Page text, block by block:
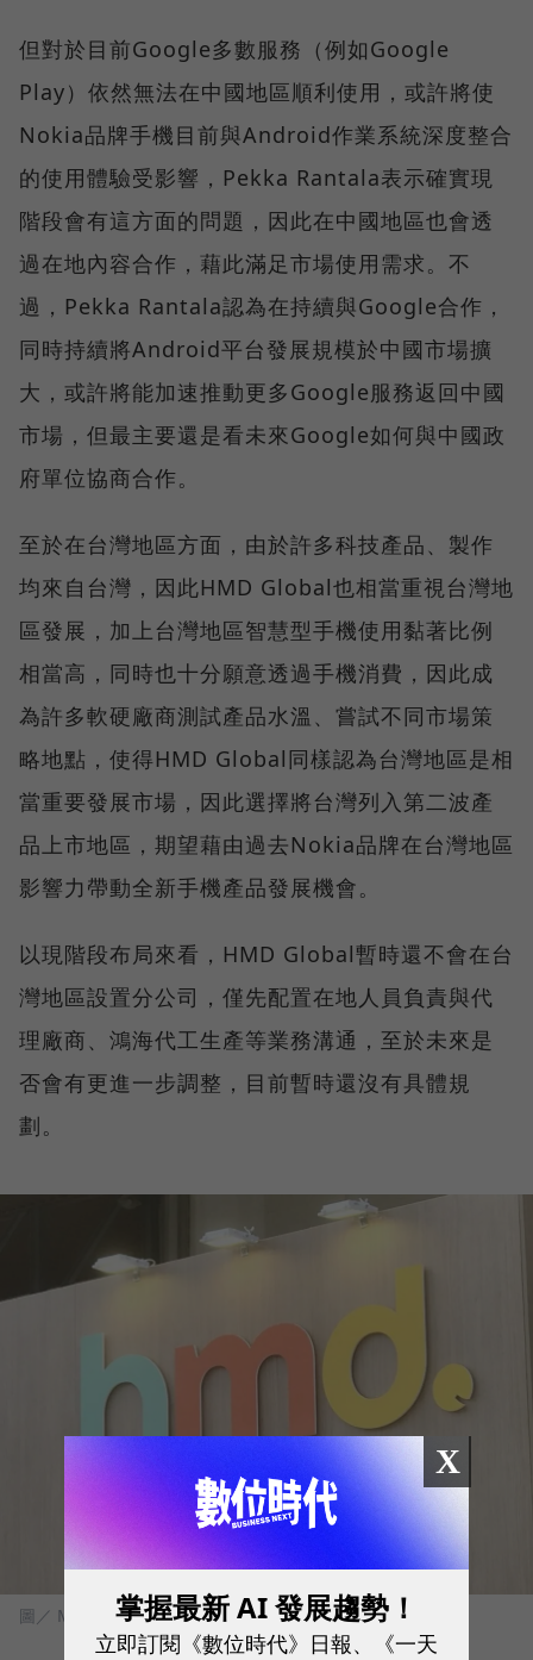
但對於目前Google多數服務（例如Google
Play）依然無法在中國地區順利使用，或許將使
Nokia品牌手機目前與Android作業系統深度整合
的使用體驗受影響，Pekka Rantala表示確實現
階段會有這方面的問題，因此在中國地區也會透
過在地內容合作，藉此滿足市場使用需求。不
過，Pekka Rantala認為在持續與Google合作，
同時持續將Android平台發展規模於中國市場擴
大，或許將能加速推動更多Google服務返回中國
市場，但最主要還是看未來Google如何與中國政
府單位協商合作。
至於在台灣地區方面，由於許多科技產品、製作
均來自台灣，因此HMD Global也相當重視台灣地
區發展，加上台灣地區智慧型手機使用黏著比例
相當高，同時也十分願意透過手機消費，因此成
為許多軟硬廠商測試產品水溫、嘗試不同市場策
略地點，使得HMD Global同樣認為台灣地區是相
當重要發展市場，因此選擇將台灣列入第二波產
品上市地區，期望藉由過去Nokia品牌在台灣地區
影響力帶動全新手機產品發展機會。
以現階段布局來看，HMD Global暫時還不會在台
灣地區設置分公司，僅先配置在地人員負責與代
理廠商、鴻海代工生產等業務溝通，至於未來是
否會有更進一步調整，目前暫時還沒有具體規
劃。
圖／ Mashdigi
X
掌握最新 AI 發展趨勢！
立即訂閱《數位時代》日報、《一天